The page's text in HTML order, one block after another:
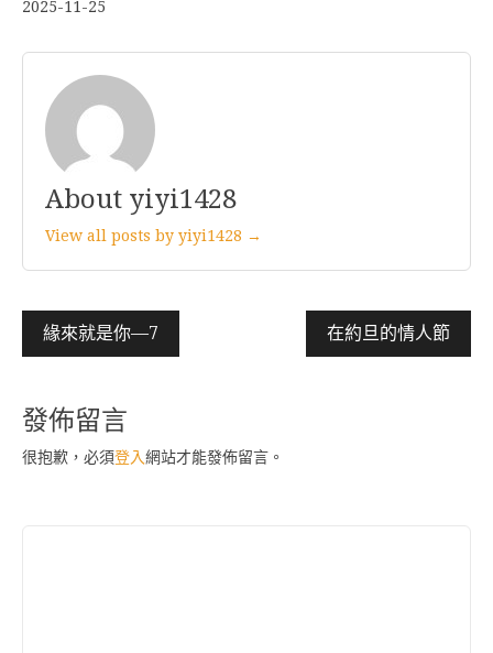
2025-11-25
About yiyi1428
View all posts by yiyi1428 →
文
章
導
覽
緣來就是你—7 在約旦的情人節
發佈留言
很抱歉，必須登入網站才能發佈留言。